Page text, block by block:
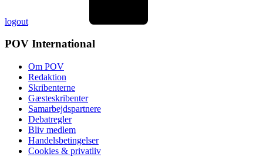
logout
POV International
Om POV
Redaktion
Skribenterne
Gæsteskribenter
Samarbejdspartnere
Debatregler
Bliv medlem
Handelsbetingelser
Cookies & privatliv